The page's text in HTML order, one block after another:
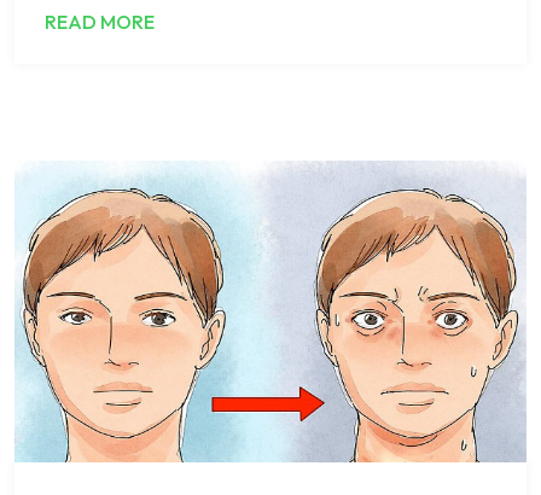
READ MORE